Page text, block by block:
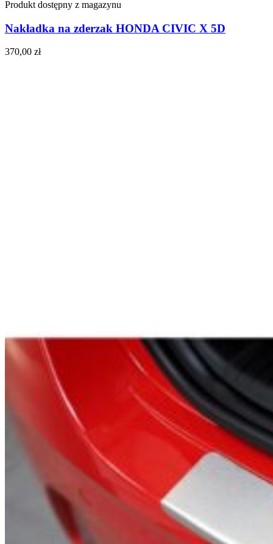
Produkt dostępny z magazynu
Nakładka na zderzak HONDA CIVIC X 5D
370,00 zł